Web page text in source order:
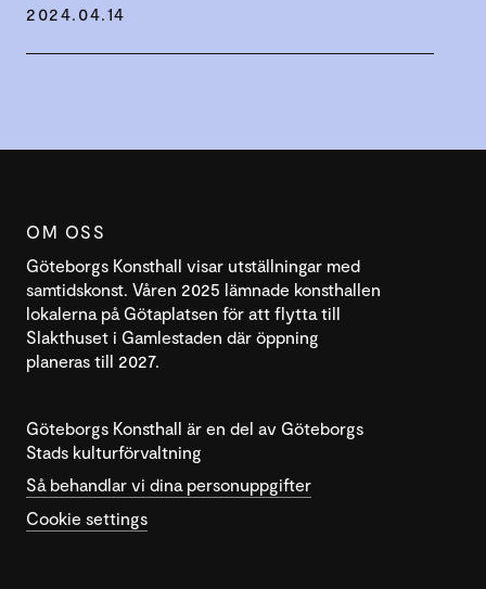
2024.04.14
OM OSS
Göteborgs Konsthall visar utställningar med
samtidskonst. Våren 2025 lämnade konsthallen
lokalerna på Götaplatsen för att flytta till
Slakthuset i Gamlestaden där öppning
planeras till 2027.
Göteborgs Konsthall är en del av Göteborgs
Stads kulturförvaltning
Så behandlar vi dina personuppgifter
Cookie settings